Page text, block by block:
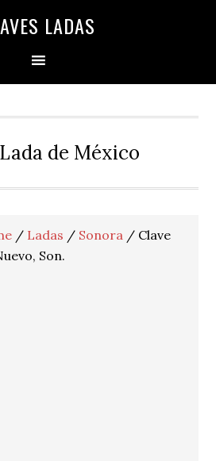
LADAS
de México
/ Ladas / Sonora / Clave
Son.